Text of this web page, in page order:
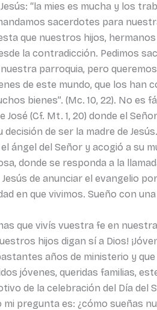
“la mies es mucha y los
sacerdotes para
que nuestros hijos,
la contradicción. Pedimos
parroquia, pero
de este mundo, que los han
bienes”. (Mc. 10, 22). No es
(Cf. Mt. 1, 20) donde el
de ser la madre de
ángel del Señor y acogió a su
donde se responda a la
de anunciar el evangelio
en que vivimos. Sueño con
que vivís vuestra fe en
hijos digan sí a Dios!
años de ministerio y
jóvenes, queridas familias,
de la celebración del Día del
pregunta es: ¿cómo sueñas